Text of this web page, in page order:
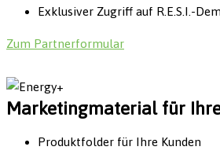
Exklusiver Zugriff auf R.E.S.I.-
Zum Partnerformular
Marketingmaterial für
Produktfolder für Ihre Kunden